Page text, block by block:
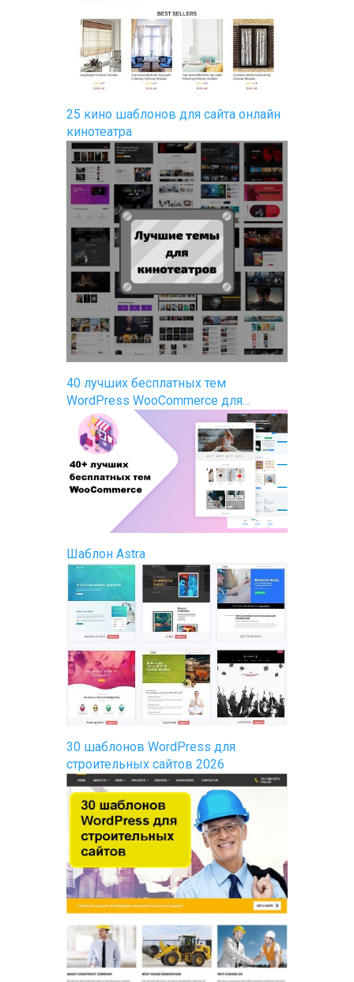
25 кино шаблонов для сайта онлайн
кинотеатра
40 лучших бесплатных тем
WordPress WooCommerce для…
Шаблон Astra
30 шаблонов WordPress для
строительных сайтов 2026